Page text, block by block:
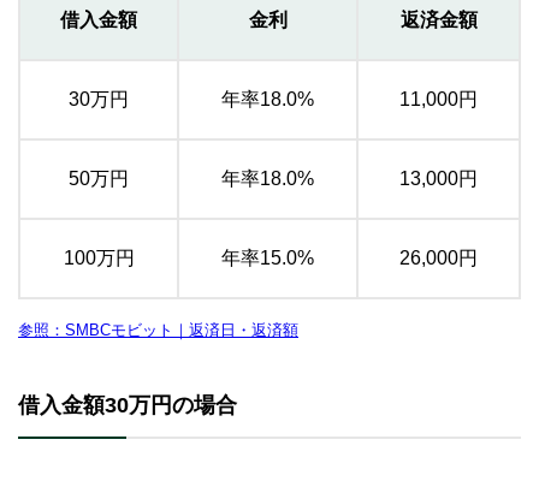
借入金額 金利 返済金額
30万円 年率18.0% 11,000円
50万円 年率18.0% 13,000円
100万円 年率15.0% 26,000円
参照：SMBCモビット｜返済日・返済額
借入金額30万円の場合